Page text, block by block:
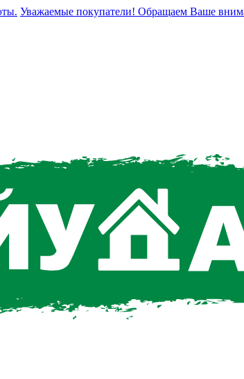
Уважаемые покупатели! Обращаем Ваше